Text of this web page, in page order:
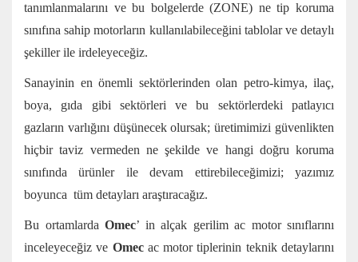
tanımlanmalarını ve bu bolgelerde (ZONE) ne tip koruma
sınıfına sahip motorların kullanılabileceğini tablolar ve detaylı
şekiller ile irdeleyeceğiz.
Sanayinin en önemli sektörlerinden olan petro-kimya, ilaç,
boya, gıda gibi sektörleri ve bu sektörlerdeki patlayıcı
gazların varlığını düşünecek olursak; üretimimizi güvenlikten
hiçbir taviz vermeden ne şekilde ve hangi doğru koruma
sınıfında ürünler ile devam ettirebileceğimizi; yazımız
boyunca tüm detayları araştıracağız.
Bu ortamlarda Omec’ in alçak gerilim ac motor sınıflarını
inceleyeceğiz ve Omecac motor tiplerinin teknik detaylarını